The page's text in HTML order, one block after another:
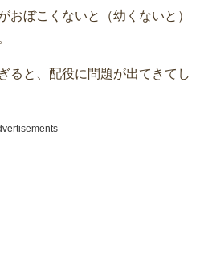
おぼこくないと（幼くないと）
ると、配役に問題が出てきてし